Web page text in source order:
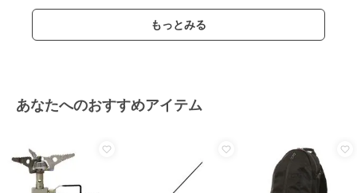
もっとみる
あなたへのおすすめアイテム